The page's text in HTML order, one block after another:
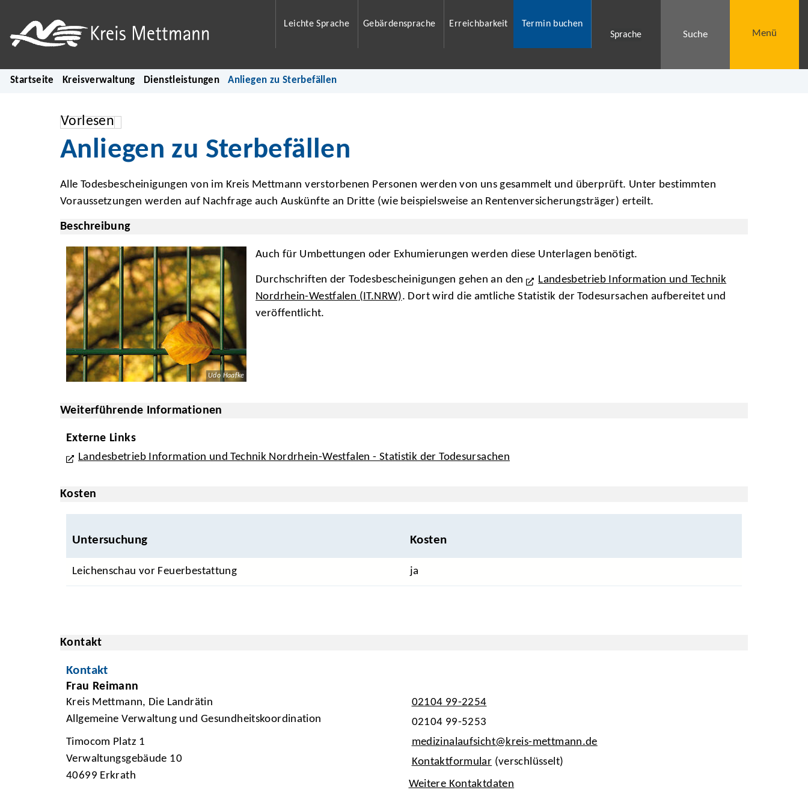
Leichte Sprache Gebärdensprache Erreichbarkeit
Termin buchen
Sprache
Suche Menü
Startseite Kreisverwaltung Dienstleistungen Anliegen zu Sterbefällen
Vorlesen
Anliegen zu Sterbefällen
Alle Todesbescheinigungen von im Kreis Mettmann verstorbenen Personen werden von uns gesammelt und überprüft. Unter bestimmten
Voraussetzungen werden auf Nachfrage auch Auskünfte an Dritte (wie beispielsweise an Rentenversicherungsträger) erteilt.
Beschreibung
Udo Haafke
Auch für Umbettungen oder Exhumierungen werden diese Unterlagen benötigt.
Durchschriften der Todesbescheinigungen gehen an den
Landesbetrieb Information und Technik
Nordrhein-Westfalen (IT.NRW). Dort wird die amtliche Statistik der Todesursachen aufbereitet und
veröffentlicht.
Weiterführende Informationen
Externe Links
Landesbetrieb Information und Technik Nordrhein-Westfalen - Statistik der Todesursachen
Kosten
Untersuchung Kosten
Leichenschau vor Feuerbestattung ja
Kontakt
Kontakt
Frau Reimann
Kreis Mettmann, Die Landrätin
Allgemeine Verwaltung und Gesundheitskoordination
Timocom Platz 1
Verwaltungsgebäude 10
40699 Erkrath
02104 99-2254
02104 99-5253
medizinalaufsicht@kreis-mettmann.de
Kontaktformular (verschlüsselt)
Weitere Kontaktdaten